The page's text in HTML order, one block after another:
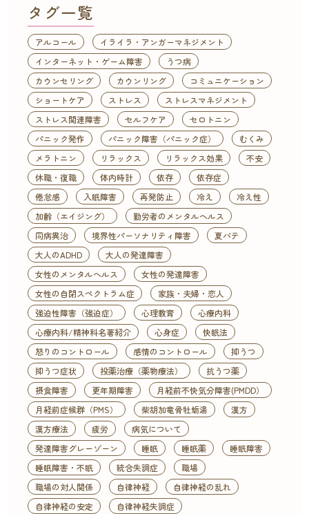
タグ一覧
アルコール
イライラ・アンガーマネジメント
インターネット・ゲーム障害
うつ病
カウンセリング
カウンリング
コミュニケーション
ショートケア
ストレス
ストレスマネジメント
ストレス関連障害
セルフケア
セロトニン
パニック発作
パニック障害（パニック症）
むくみ
メラトニン
リラックス リラックス効果
不安
休職・復職
体内時計 依存
依存症
倦怠感
入眠障害 再発防止 冷え
冷え性
加齢（エイジング）
勤労者のメンタルヘルス
同病異治
境界性パーソナリティ障害
夏バテ
大人のADHD
大人の発達障害
女性のメンタルヘルス
女性の発達障害
女性の自閉スペクトラム症
家族・夫婦・恋人
強迫性障害（強迫症）
心理教育
心療内科
心療内科/精神科名著紹介
心身症
快眠法
怒りのコントロール
感情のコントロール
抑うつ
抑うつ症状
投薬治療（薬物療法）
抗うつ薬
摂食障害
更年期障害
月経前不快気分障害(PMDD）
月経前症候群（PMS）
柴胡加竜骨牡蛎湯
漢方
漢方療法
疲労
病気について
発達障害グレーゾーン
睡眠 睡眠薬
睡眠障害
睡眠障害・不眠
統合失調症
職場
職場の対人関係
自律神経
自律神経の乱れ
自律神経の安定
自律神経失調症